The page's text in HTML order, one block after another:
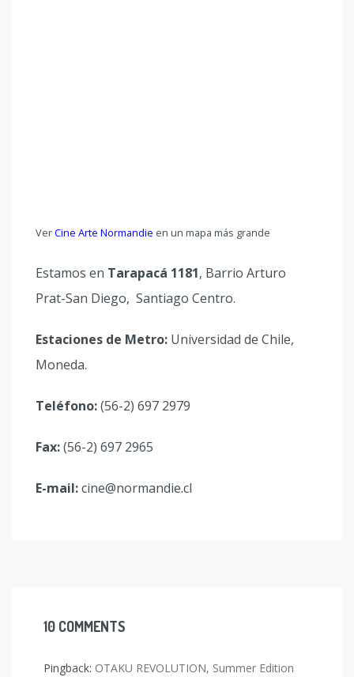
VerCine Arte Normandie en un mapa más grande
Estamos en Tarapacá 1181, Barrio Arturo
Prat-San Diego, Santiago Centro.
Estaciones de Metro: Universidad de Chile,
Moneda.
Teléfono:(56-2) 697 2979
Fax:(56-2) 697 2965
E-mail:cine@normandie.cl
10 COMMENTS
Pingback: OTAKU REVOLUTION, Summer Edition